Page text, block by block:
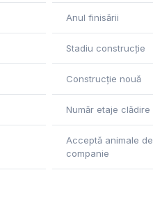
Anul finisării
Stadiu construcție
Construcție nouă
Număr etaje clădire
Acceptă animale de
companie